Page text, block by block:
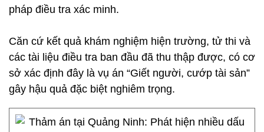
pháp điều tra xác minh.
Căn cứ kết quả khám nghiệm hiện trường, tử thi và
các tài liệu điều tra ban đầu đã thu thập được, có cơ
sở xác định đây là vụ án “Giết người, cướp tài sản”
gây hậu quả đặc biệt nghiêm trọng.